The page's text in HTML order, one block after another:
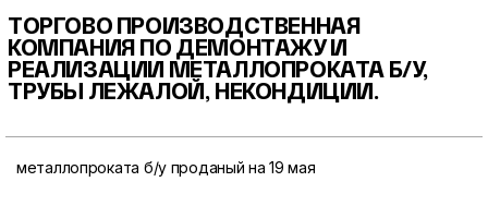
ТОРГОВО ПРОИЗВОДСТВЕННАЯ
КОМПАНИЯ ПО ДЕМОНТАЖУ И
РЕАЛИЗАЦИИ МЕТАЛЛОПРОКАТА Б/У,
ТРУБЫ ЛЕЖАЛОЙ, НЕКОНДИЦИИ.
металлопроката б/у проданый на 19 мая